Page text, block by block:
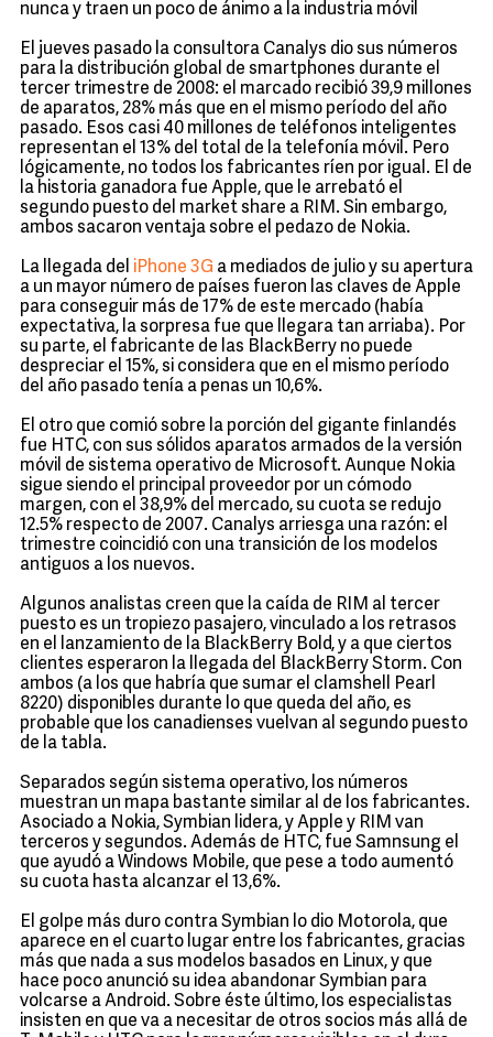
nunca y traen un poco de ánimo a la industria móvil
El jueves pasado la consultora Canalys dio sus números
para la distribución global de smartphones durante el
tercer trimestre de 2008: el marcado recibió 39,9 millones
de aparatos, 28% más que en el mismo período del año
pasado. Esos casi 40 millones de teléfonos inteligentes
representan el 13% del total de la telefonía móvil. Pero
lógicamente, no todos los fabricantes ríen por igual. El de
la historia ganadora fue Apple, que le arrebató el
segundo puesto del market share a RIM. Sin embargo,
ambos sacaron ventaja sobre el pedazo de Nokia.
La llegada del iPhone 3G a mediados de julio y su apertura
a un mayor número de países fueron las claves de Apple
para conseguir más de 17% de este mercado (había
expectativa, la sorpresa fue que llegara tan arriaba). Por
su parte, el fabricante de las BlackBerry no puede
despreciar el 15%, si considera que en el mismo período
del año pasado tenía a penas un 10,6%.
El otro que comió sobre la porción del gigante finlandés
fue HTC, con sus sólidos aparatos armados de la versión
móvil de sistema operativo de Microsoft. Aunque Nokia
sigue siendo el principal proveedor por un cómodo
margen, con el 38,9% del mercado, su cuota se redujo
12.5% respecto de 2007. Canalys arriesga una razón: el
trimestre coincidió con una transición de los modelos
antiguos a los nuevos.
Algunos analistas creen que la caída de RIM al tercer
puesto es un tropiezo pasajero, vinculado a los retrasos
en el lanzamiento de la BlackBerry Bold, y a que ciertos
clientes esperaron la llegada del BlackBerry Storm. Con
ambos (a los que habría que sumar el clamshell Pearl
8220) disponibles durante lo que queda del año, es
probable que los canadienses vuelvan al segundo puesto
de la tabla.
Separados según sistema operativo, los números
muestran un mapa bastante similar al de los fabricantes.
Asociado a Nokia, Symbian lidera, y Apple y RIM van
terceros y segundos. Además de HTC, fue Samnsung el
que ayudó a Windows Mobile, que pese a todo aumentó
su cuota hasta alcanzar el 13,6%.
El golpe más duro contra Symbian lo dio Motorola, que
aparece en el cuarto lugar entre los fabricantes, gracias
más que nada a sus modelos basados en Linux, y que
hace poco anunció su idea abandonar Symbian para
volcarse a Android. Sobre éste último, los especialistas
insisten en que va a necesitar de otros socios más allá de